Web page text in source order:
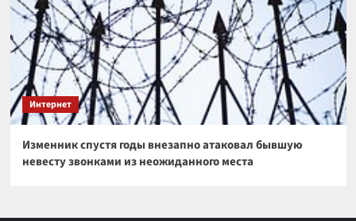
Интернет
Изменник спустя годы внезапно атаковал бывшую
невесту звонками из неожиданного места